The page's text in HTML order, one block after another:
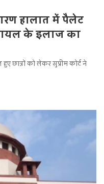
हालात में पैलेट
के इलाज का
छात्रों को लेकर सुप्रीम कोर्ट ने